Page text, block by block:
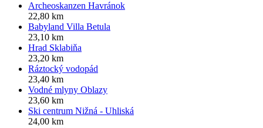
Archeoskanzen Havránok
22,80 km
Babyland Villa Betula
23,10 km
Hrad Sklabiňa
23,20 km
Ráztocký vodopád
23,40 km
Vodné mlyny Oblazy
23,60 km
Ski centrum Nižná - Uhliská
24,00 km